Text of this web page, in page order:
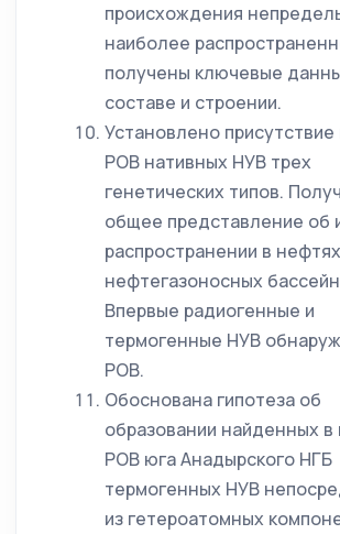
происхождения
наиболее
получены ключевые
составе и строении.
Установлено
РОВ нативных НУВ трех
генетических типов.
общее представление об
распространении в
нефтегазоносных
Впервые радиогенные и
термогенные НУВ
РОВ.
Обоснована гипотеза об
образовании найденных в
РОВ юга Анадырского НГБ
термогенных НУВ
из гетероатомных